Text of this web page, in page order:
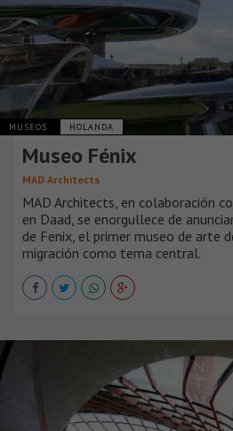
MUSEOS HOLANDA
Museo Fénix
MAD Architects
MAD Architects, en colaboración
en Daad, se enorgullece de
de Fenix, el primer museo de arte
migración como tema central.